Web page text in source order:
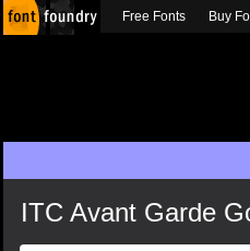
ITC Avant Garde
Free Fonts Buy